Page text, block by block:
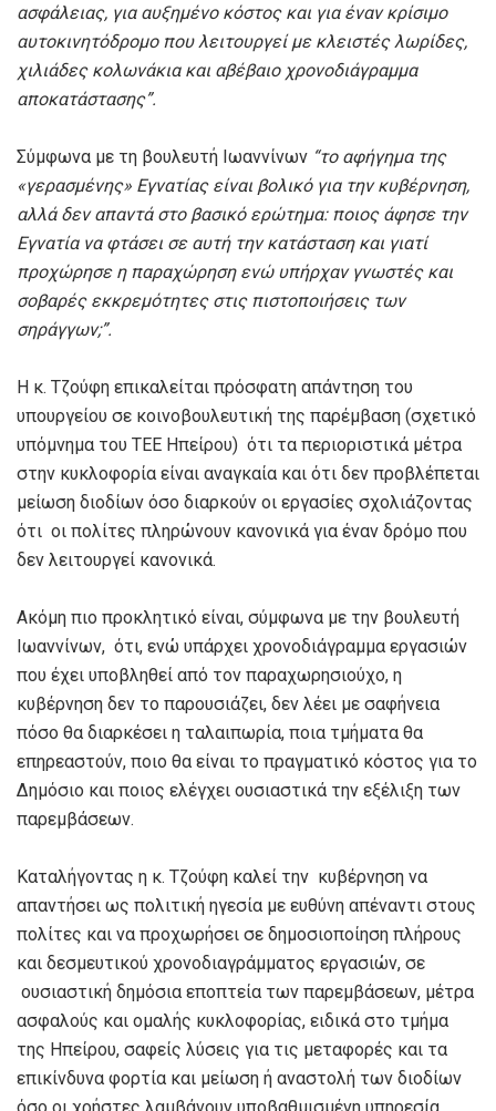
ασφάλειας, για αυξημένο κόστος και για έναν κρίσιμο
αυτοκινητόδρομο που λειτουργεί με κλειστές λωρίδες,
χιλιάδες κολωνάκια και αβέβαιο χρονοδιάγραμμα
αποκατάστασης”.
Σύμφωνα με τη βουλευτή Ιωαννίνων “το αφήγημα της
«γερασμένης» Εγνατίας είναι βολικό για την κυβέρνηση,
αλλά δεν απαντά στο βασικό ερώτημα: ποιος άφησε την
Εγνατία να φτάσει σε αυτή την κατάσταση και γιατί
προχώρησε η παραχώρηση ενώ υπήρχαν γνωστές και
σοβαρές εκκρεμότητες στις πιστοποιήσεις των
σηράγγων;”.
Η κ. Τζούφη επικαλείται πρόσφατη απάντηση του
υπουργείου σε κοινοβουλευτική της παρέμβαση (σχετικό
υπόμνημα του ΤΕΕ Ηπείρου) ότι τα περιοριστικά μέτρα
στην κυκλοφορία είναι αναγκαία και ότι δεν προβλέπεται
μείωση διοδίων όσο διαρκούν οι εργασίες σχολιάζοντας
ότι οι πολίτες πληρώνουν κανονικά για έναν δρόμο που
δεν λειτουργεί κανονικά.
Ακόμη πιο προκλητικό είναι, σύμφωνα με την βουλευτή
Ιωαννίνων, ότι, ενώ υπάρχει χρονοδιάγραμμα εργασιών
που έχει υποβληθεί από τον παραχωρησιούχο, η
κυβέρνηση δεν το παρουσιάζει, δεν λέει με σαφήνεια
πόσο θα διαρκέσει η ταλαιπωρία, ποια τμήματα θα
επηρεαστούν, ποιο θα είναι το πραγματικό κόστος για το
Δημόσιο και ποιος ελέγχει ουσιαστικά την εξέλιξη των
παρεμβάσεων.
Καταλήγοντας η κ. Τζούφη καλεί την κυβέρνηση να
απαντήσει ως πολιτική ηγεσία με ευθύνη απέναντι στους
πολίτες και να προχωρήσει σε δημοσιοποίηση πλήρους
και δεσμευτικού χρονοδιαγράμματος εργασιών, σε
ουσιαστική δημόσια εποπτεία των παρεμβάσεων, μέτρα
ασφαλούς και ομαλής κυκλοφορίας, ειδικά στο τμήμα
της Ηπείρου, σαφείς λύσεις για τις μεταφορές και τα
επικίνδυνα φορτία και μείωση ή αναστολή των διοδίων